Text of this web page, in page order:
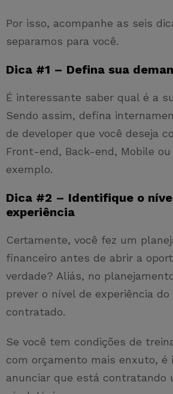
Por isso, acompanhe as seis
separamos para você.
Dica #1 – Defina sua
É interessante saber qual é a
Sendo assim, defina
de developer que você deseja
Front-end, Back-end, Mobile
exemplo.
Dica #2 – Identifique o
experiência
Certamente, você fez um
financeiro antes de abrir a
verdade? Aliás, no
prever o nível de experiência
contratado.
Se você tem condições de
com orçamento mais enxuto, é
anunciar que está contratando